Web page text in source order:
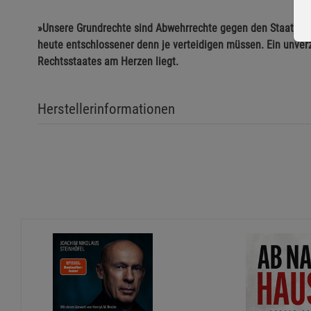
»Unsere Grundrechte sind Abwehrrechte gegen den Staat.«
heute entschlossener denn je verteidigen müssen. Ein
Rechtsstaates am Herzen liegt.
Herstellerinformationen